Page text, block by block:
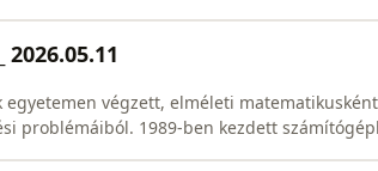
egyetemen végzett, elméleti
problémáiból. 1989-ben kezdett